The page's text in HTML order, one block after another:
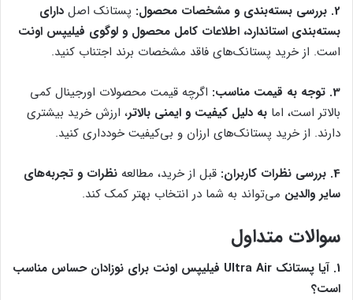
2. بررسی بسته‌بندی و مشخصات محصول: پستانک اصل دارای
بسته‌بندی استاندارد، اطلاعات کامل محصول و لوگوی فیلیپس اونت
است. از خرید پستانک‌های فاقد مشخصات برند اجتناب کنید.
3. توجه به قیمت مناسب:
اگرچه قیمت محصولات اورجینال کمی
بالاتر است، اما به دلیل کیفیت و ایمنی بالاتر، ارزش خرید بیشتری
دارند. از خرید پستانک‌های ارزان و بی‌کیفیت خودداری کنید.
4. بررسی نظرات کاربران: قبل از خرید، مطالعه نظرات و تجربه‌های
سایر والدین می‌تواند به شما در انتخاب بهتر کمک کند.
سوالات متداول
1. آیا پستانک Ultra Air فیلیپس اونت برای نوزادان حساس مناسب
است؟